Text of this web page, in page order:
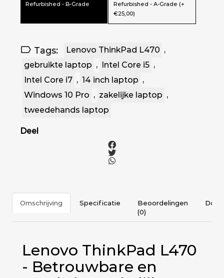
Refurbished - B-Grade
Refurbished - A-Grade (+
€25,00)
Tags: Lenovo ThinkPad L470 ,
gebruikte laptop , Intel Core i5 ,
Intel Core i7 , 14 inch laptop ,
Windows 10 Pro , zakelijke laptop ,
tweedehands laptop
Deel
Omschrijving Specificatie
Beoordelingen
(0)
Lenovo ThinkPad L470
- Betrouwbare en